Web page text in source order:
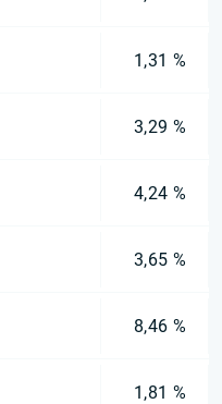
1,31 %
3,29 %
4,24 %
3,65 %
8,46 %
1,81 %